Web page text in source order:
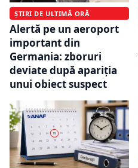
ȘTIRI DE ULTIMĂ ORĂ
Alertă pe un aeroport
important din
Germania: zboruri
deviate după apariția
unui obiect suspect